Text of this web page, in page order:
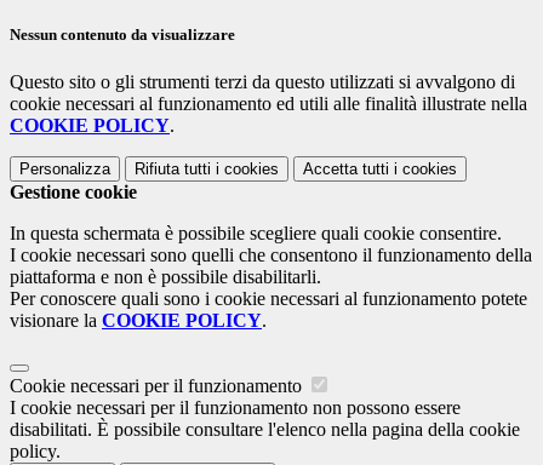
Nessun contenuto da visualizzare
Questo sito o gli strumenti terzi da questo utilizzati si avvalgono di
cookie necessari al funzionamento ed utili alle finalità illustrate nella
COOKIE POLICY.
Personalizza Rifiuta tutti i cookies Accetta tutti i cookies
Gestione cookie
In questa schermata è possibile scegliere quali cookie consentire.
I cookie necessari sono quelli che consentono il funzionamento della
piattaforma e non è possibile disabilitarli.
Per conoscere quali sono i cookie necessari al funzionamento potete
visionare la COOKIE POLICY.
Cookie necessari per il funzionamento
I cookie necessari per il funzionamento non possono essere
disabilitati. È possibile consultare l'elenco nella pagina della cookie
policy.